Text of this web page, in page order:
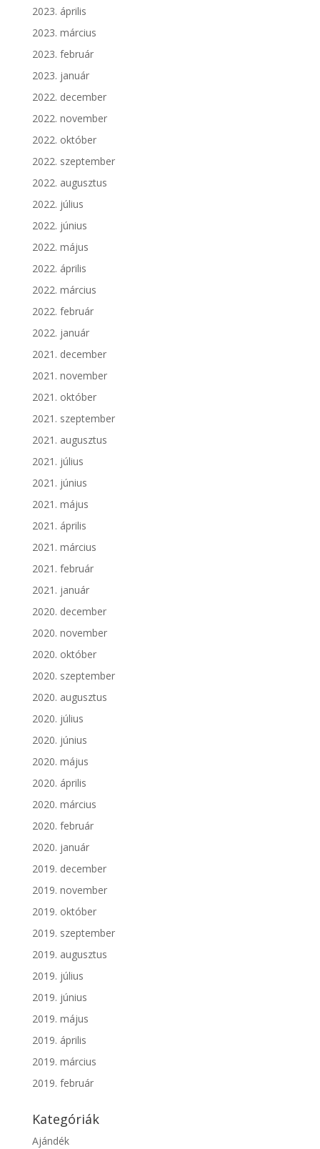
2023. április
2023. március
2023. február
2023. január
2022. december
2022. november
2022. október
2022. szeptember
2022. augusztus
2022. július
2022. június
2022. május
2022. április
2022. március
2022. február
2022. január
2021. december
2021. november
2021. október
2021. szeptember
2021. augusztus
2021. július
2021. június
2021. május
2021. április
2021. március
2021. február
2021. január
2020. december
2020. november
2020. október
2020. szeptember
2020. augusztus
2020. július
2020. június
2020. május
2020. április
2020. március
2020. február
2020. január
2019. december
2019. november
2019. október
2019. szeptember
2019. augusztus
2019. július
2019. június
2019. május
2019. április
2019. március
2019. február
Kategóriák
Ajándék